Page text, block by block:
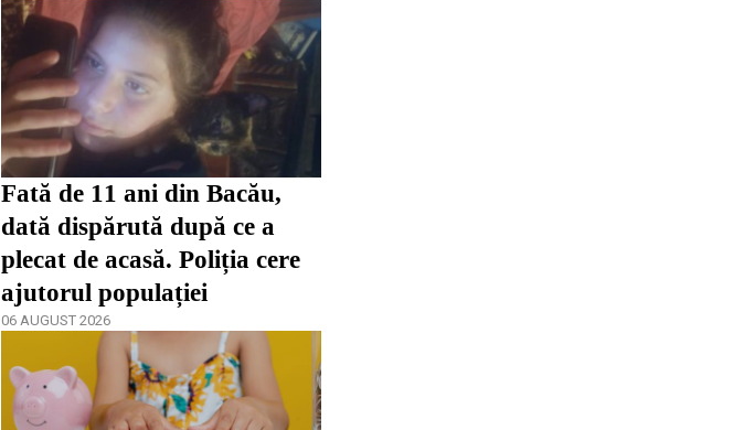
Fată de 11 ani din Bacău,
dată dispărută după ce a
plecat de acasă. Poliția cere
ajutorul populației
06 AUGUST 2026